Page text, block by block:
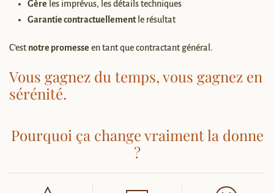
Gère les imprévus, les détails techniques
Garantie contractuellementle résultat
C’est notre promesse en tant que contractant général.
Vous gagnez du temps, vous gagnez en
sérénité.
Pourquoi ça change vraiment la donne
?